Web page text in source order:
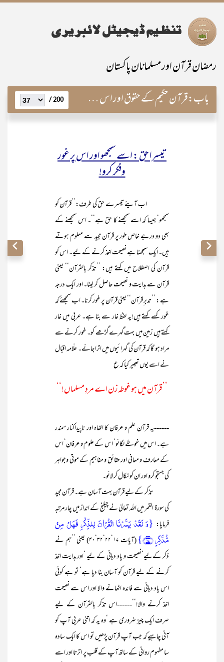
رمضان قرآن اور مسلمانان پاکستان
باب:قرآن حکیم کے حقوق اور اس کے عملی تقاضے 200 /
تیسرا حق : اسے سمجھو اور اس پر غور
وفکر کرو!
اب آیئے تیسرے حق کی طرف:’’قرآن کو
سمجھو‘ جیسا کہ اسے سمجھنے کا حق ہے‘‘۔ اس سمجھنے کے
بھی دو درجے خاص طور پر قرآن مجید سے معلوم ہوتے
ہیں۔ ایک سمجھنا ہے نصیحت اخذ کرنے کے لیے۔ اس کو
قرآن کی اصطلاح میں کہتے ہیں: ’’تذکر بالقرآن‘‘ یعنی
قرآن سے ہدایت و نصیحت حاصل کر لینا۔ اور ایک درجہ
ہے : ’’تدبر ِقرآن‘‘ یعنی قرآن پر غور کرنا۔ اب سمجھئے کہ
غور کسے کہتے ہیں!یہ لفظ غار سے بنا ہے۔ عربی میں غار
کہتے ہیں زمین میں بہت گہرے گڑھے کو۔ غور کرنے سے
مراد ہو گا کہ قرآن کی گہرائیوں میں اترا جائے۔ علّامہ اقبال
نے اسے یوں تعبیر کیا کہ ع
’’قرآن میں ہو غوطہ زن اے مردِ مسلماں!‘‘
------یہ قرآن علم و عرفان کا اتھاہ اور ناپیداکنار سمندر
ہے۔ اس میں غوطے لگائو‘ اس کے علوم و عرفان‘ اس
کے معارف و معانی اور حقائق و مفاہیم کے موتی وجواہر
کی جستجو کرو اور ان کو نکال کر لائو۔
تذکر کے لیے قرآن بہت آسان ہے۔ قرآن مجید
کی سورۃ القمر میں اللہ تعالیٰ نے چیلنج کے انداز میں چار مرتبہ
فرمایا: {وَ لَقَدۡ یَسَّرۡنَا الۡقُرۡاٰنَ لِلذِّکۡرِ فَہَلۡ مِنۡ
مُّدَّکِرٍ ﴿۱۷﴾}
(آیات ۱۷‘۲۲‘۳۲‘۴۰) یعنی ’’ہم نے
ذکر کےلیے‘نصیحت و یاد دہانی کے لیے ‘اور ہدایت اخذ
کرنے کے لیے قرآن کو آسان بنا دیا ہے‘ تو ہے کوئی
اس یاد دہانی سے فائدہ اٹھانے والا اور اس سے نصیحت
اخذ کرنے والا!‘‘------اس تذکر بالقرآن کے لیے
صرف ایک چیز ضروری ہے ‘وہ یہ کہ اتنی عربی آپ کو
آنی چاہیے کہ جب آپ قرآن پڑھیں تو اس کا ایک سادہ
سا مفہوم روانی کے ساتھ آپ کے قلب پر اترتا اور اسے